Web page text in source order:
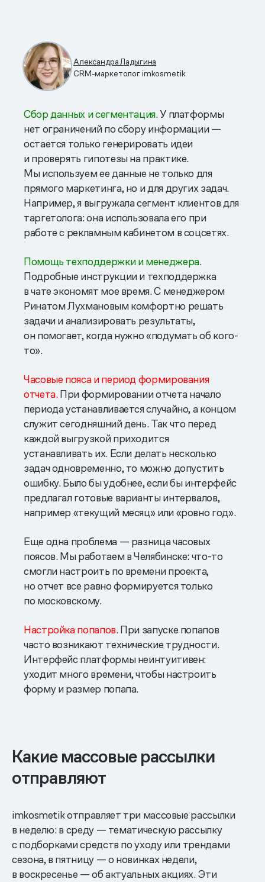
Александра Ладыгина
CRM-маркетолог imkosmetik
Сбор данных и сегментация.У платформы
нет ограничений по сбору информации —
остается только генерировать идеи
и проверять гипотезы на практике.
Мы используем ее данные не только для
прямого маркетинга, но и для других задач.
Например, я выгружала сегмент клиентов для
таргетолога: она использовала его при
работе с рекламным кабинетом в соцсетях.
Помощь техподдержки и менеджера.
Подробные инструкции и техподдержка
в чате экономят мое время. С менеджером
Ринатом Лухмановым комфортно решать
задачи и анализировать результаты,
он помогает, когда нужно «подумать об кого-
то».
Часовые пояса и период формирования
отчета.При формировании отчета начало
периода устанавливается случайно, а концом
служит сегодняшний день. Так что перед
каждой выгрузкой приходится
устанавливать их. Если делать несколько
задач одновременно, то можно допустить
ошибку. Было бы удобнее, если бы интерфейс
предлагал готовые варианты интервалов,
например «текущий месяц» или «ровно год».
Еще одна проблема — разница часовых
поясов. Мы работаем в Челябинске: что-то
смогли настроить по времени проекта,
но отчет все равно формируется только
по московскому.
Настройка попапов.При запуске попапов
часто возникают технические трудности.
Интерфейс платформы неинтуитивен:
уходит много времени, чтобы настроить
форму и размер попапа.
Какие массовые рассылки
отправляют
imkosmetik отправляет три массовые рассылки
в неделю: в среду — тематическую рассылку
с подборками средств по уходу или трендами
сезона, в пятницу — о новинках недели,
в воскресенье — об актуальных акциях. Эти